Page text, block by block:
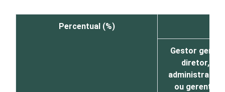
Percentual (%)
Gestor geral,
diretor,
administrador
ou gerente